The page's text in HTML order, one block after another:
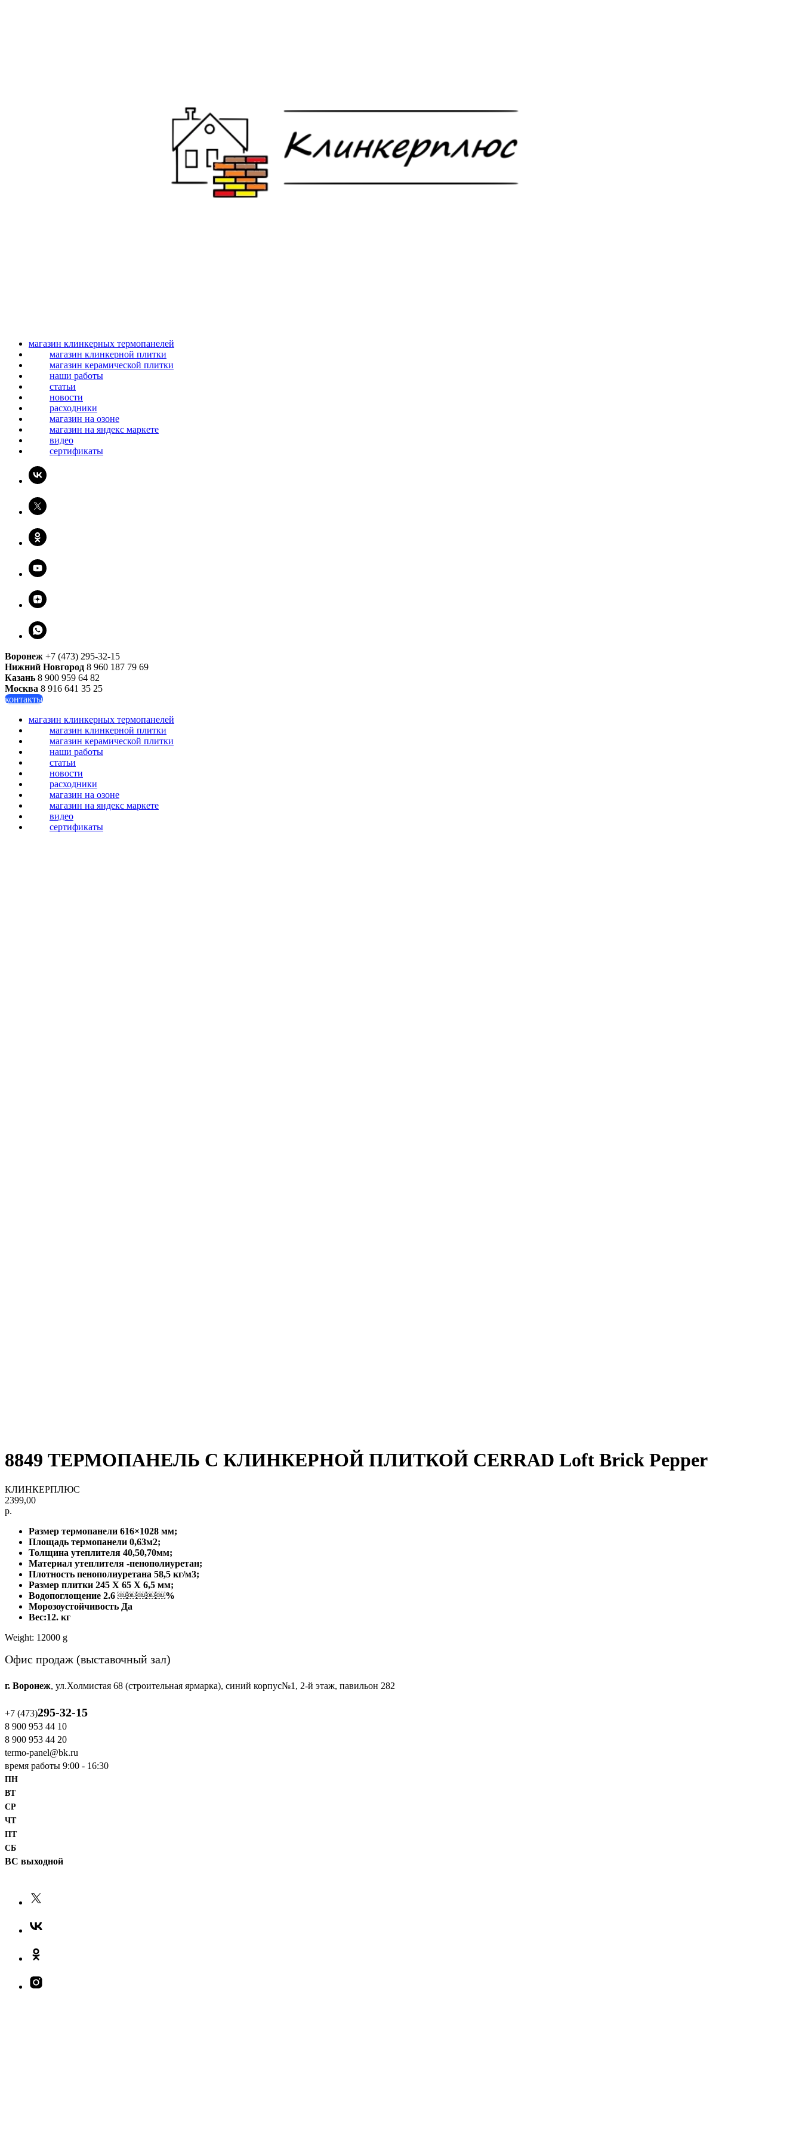
магазин клинкерных термопанелей
магазин клинкерной плитки
магазин керамической плитки
наши работы
статьи
новости
расходники
магазин на озоне
магазин на яндекс маркете
видео
сертификаты
Воронеж +7 (473) 295-32-15
Нижний Новгород 8 960 187 79 69
Казань 8 900 959 64 82
Москва 8 916 641 35 25
контакты
магазин клинкерных термопанелей
магазин клинкерной плитки
магазин керамической плитки
наши работы
статьи
новости
расходники
магазин на озоне
магазин на яндекс маркете
видео
сертификаты
8849 ТЕРМОПАНЕЛЬ С КЛИНКЕРНОЙ ПЛИТКОЙ CERRAD Loft Brick Pepper
КЛИНКЕРПЛЮС
2399,00
р.
Размер термопанели 616×1028 мм;
Площадь термопанели 0,63м2;
Толщина утеплителя 40,50,70мм;
Материал утеплителя -пенополиуретан;
Плотность пенополиуретана 58,5 кг/м3;
Размер плитки 245 X 65 X 6,5 мм;
Водопоглощение 2.6 ￼￼￼￼￼%
Морозоустойчивость Да
Вес:12. кг
Weight: 12000 g
Офис продаж (выставочный зал)
г. Воронеж, ул.Холмистая 68 (строительная ярмарка), синий корпус№1, 2-й этаж, павильон 282
+7 (473)295-32-15
8 900 953 44 10
‎8 900 953 44 20
termo-panel@bk.ru
время работы 9:00 - 16:30
ПН
ВТ
СР
ЧТ
ПТ
СБ
ВС выходной